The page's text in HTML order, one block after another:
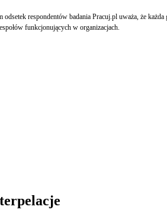
respondentów badania Pracuj.pl uważa, że
funkcjonujących w organizacjach.